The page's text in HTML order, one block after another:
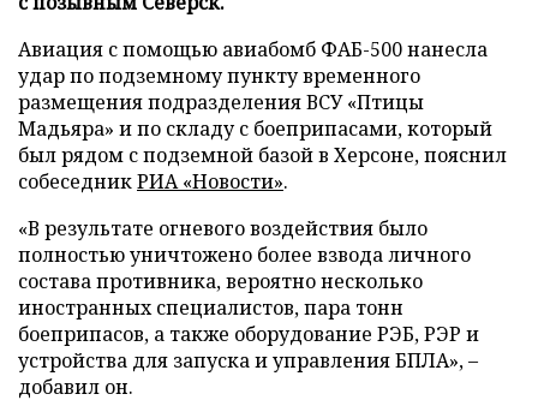
Авиация с помощью авиабомб ФАБ-500 нанесла
удар по подземному пункту временного
размещения подразделения ВСУ «Птицы
Мадьяра» и по складу с боеприпасами, который
был рядом с подземной базой в Херсоне, пояснил
собеседникРИА «Новости».
«В результате огневого воздействия было
полностью уничтожено более взвода личного
состава противника, вероятно несколько
иностранных специалистов, пара тонн
боеприпасов, а также оборудование РЭБ, РЭР и
устройства для запуска и управления БПЛА», –
добавил он.